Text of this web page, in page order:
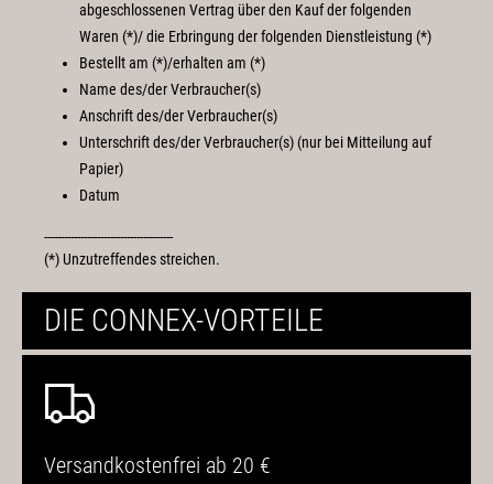
abgeschlossenen Vertrag über den Kauf der folgenden
Waren (*)/ die Erbringung der folgenden Dienstleistung (*)
Bestellt am (*)/erhalten am (*)
Name des/der Verbraucher(s)
Anschrift des/der Verbraucher(s)
Unterschrift des/der Verbraucher(s) (nur bei Mitteilung auf
Papier)
Datum
---------------------------------------
(*) Unzutreffendes streichen.
DIE CONNEX-VORTEILE
Versandkostenfrei ab 20 €